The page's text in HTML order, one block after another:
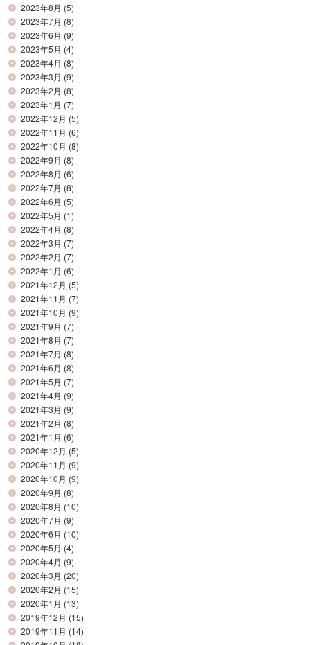
2023年8月 (5)
2023年7月 (8)
2023年6月 (9)
2023年5月 (4)
2023年4月 (8)
2023年3月 (9)
2023年2月 (8)
2023年1月 (7)
2022年12月 (5)
2022年11月 (6)
2022年10月 (8)
2022年9月 (8)
2022年8月 (6)
2022年7月 (8)
2022年6月 (5)
2022年5月 (1)
2022年4月 (8)
2022年3月 (7)
2022年2月 (7)
2022年1月 (6)
2021年12月 (5)
2021年11月 (7)
2021年10月 (9)
2021年9月 (7)
2021年8月 (7)
2021年7月 (8)
2021年6月 (8)
2021年5月 (7)
2021年4月 (9)
2021年3月 (9)
2021年2月 (8)
2021年1月 (6)
2020年12月 (5)
2020年11月 (9)
2020年10月 (9)
2020年9月 (8)
2020年8月 (10)
2020年7月 (9)
2020年6月 (10)
2020年5月 (4)
2020年4月 (9)
2020年3月 (20)
2020年2月 (15)
2020年1月 (13)
2019年12月 (15)
2019年11月 (14)